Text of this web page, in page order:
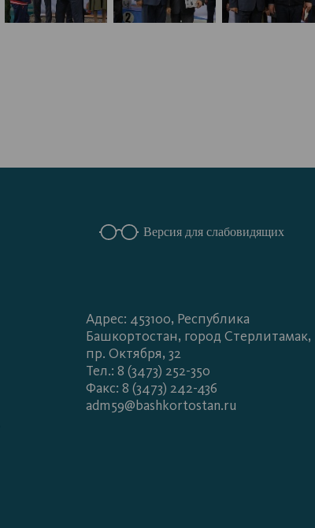
Версия для слабовидящих
Адрес: 453100, Республика
Башкортостан, город Стерлитамак,
пр. Октября, 32
Тел.: 8 (3473) 252-350
Факс: 8 (3473) 242-436
adm59@bashkortostan.ru